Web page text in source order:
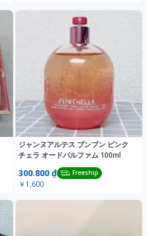
ジャンヌアルテス ブンブン ピンク
チェラ オードパルファム 100ml
300.800 ₫ Freeship
￥1,600